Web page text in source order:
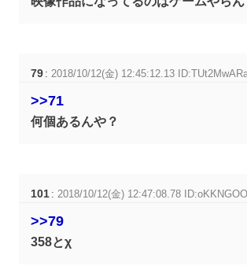
79 : 2018/10/12(金) 12:45:12.13
>>71
何個あるんや？
101 : 2018/10/12(金) 12:47:08.78
>>79
358とχ